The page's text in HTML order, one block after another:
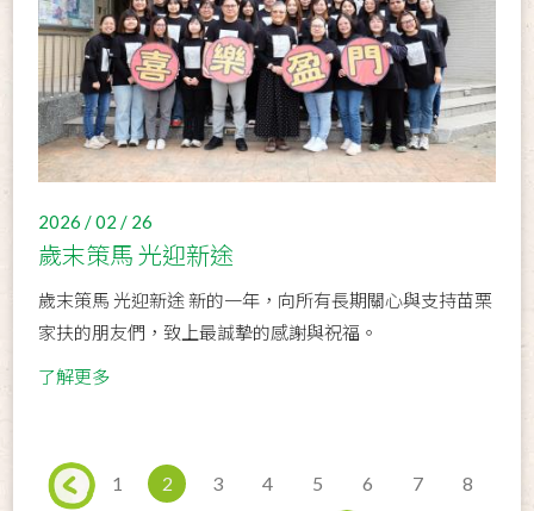
2026 / 02 / 26
歲末策馬 光迎新途
歲末策馬 光迎新途 新的一年，向所有長期關心與支持苗栗
家扶的朋友們，致上最誠摯的感謝與祝福。
了解更多
1 2 3 4 5 6 7 8